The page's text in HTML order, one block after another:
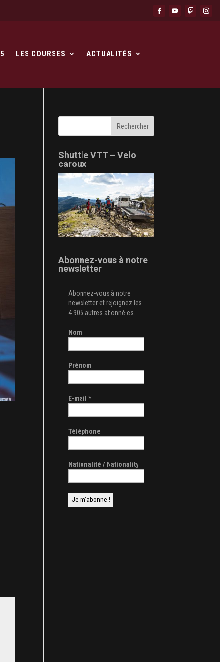
LES COURSES ACTUALITÉS
Shuttle VTT – Velo
caroux
Abonnez-vous à notre
newsletter
Abonnez-vous à notre
newsletter et rejoignez les
4 905 autres abonné·es.
Nom
Prénom
E-mail*
Téléphone
Nationalité / Nationality